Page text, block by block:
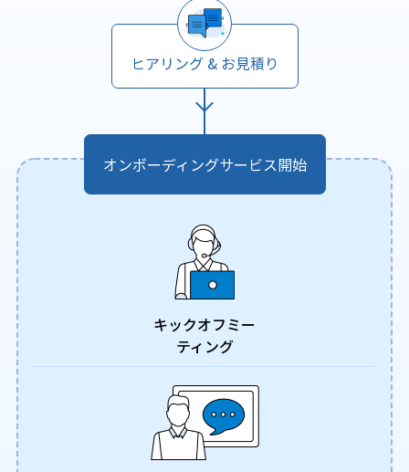
ヒアリング & お見積り
オンボーディングサービス開始
キックオフミー
ティング